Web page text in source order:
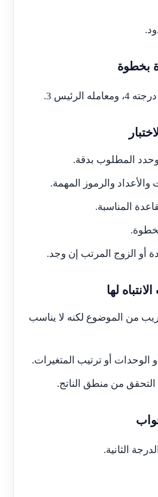
بخطوة
الرئيس 3.
المطلوب بدقة.
والرموز المهمة.
المناسبة.
أو الزوج المرتب إن وجد.
لها
من الموضوع لكنه لا يناسب
الوحدات أو ترتيب المتغيرات.
التحقق من منطق الناتج.
الثانية.